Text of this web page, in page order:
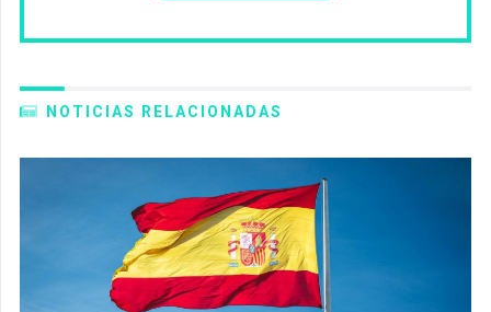
NOTICIAS RELACIONADAS